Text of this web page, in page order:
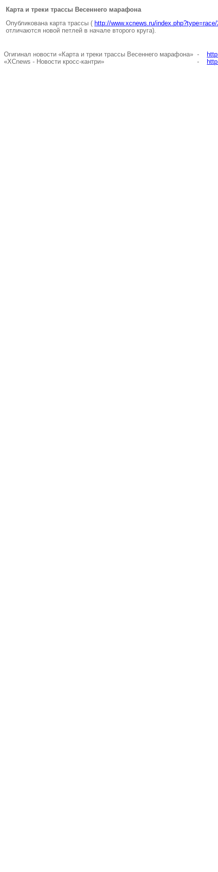
Карта и треки трассы Весеннего марафона
Опубликована карта трассы ( http://www.xcnews.ru/
отличаются новой петлей в начале второго круга).
Огигинал новости «Карта и треки трассы Весеннего марафона» -
«XCnews - Новости кросс-кантри»
-